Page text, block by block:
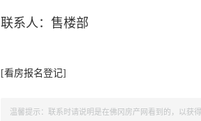
联系人：售楼部
[看房报名登记]
温馨提示：联系时请说明是在佛冈房产网看到的，以获